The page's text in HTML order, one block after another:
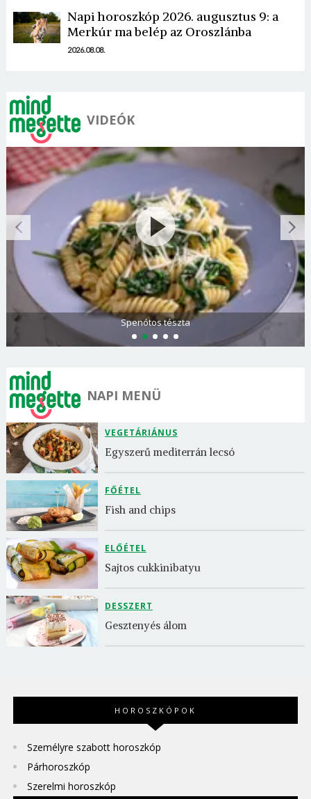
Napi horoszkóp 2026. augusztus 9: a
Merkúr ma belép az Oroszlánba
2026.08.08.
VIDEÓK
Spenótos tészta
NAPI MENÜ
VEGETÁRIÁNUS
Egyszerű mediterrán lecsó
FŐÉTEL
Fish and chips
ELŐÉTEL
Sajtos cukkinibatyu
DESSZERT
Gesztenyés álom
HOROSZKÓPOK
Személyre szabott horoszkóp
Párhoroszkóp
Szerelmi horoszkóp
Jelszó